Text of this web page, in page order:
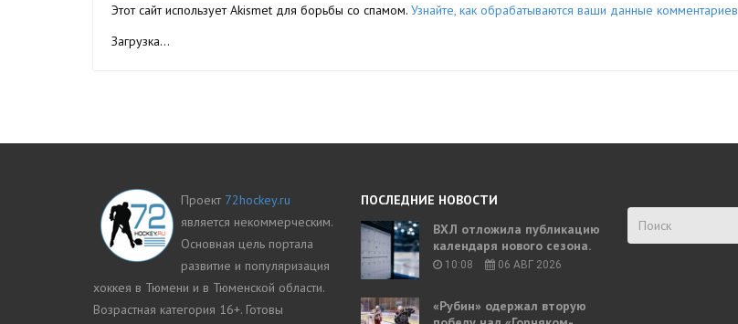
Этот сайт использует Akismet для борьбы со спамом. Узнайте, как обрабатываются ваши данные комментариев
Загрузка...
Проект 72hockey.ru
является некоммерческим.
Основная цель портала
развитие и популяризация
хоккея в Тюмени и в Тюменской области.
Возрастная категория 16+. Готовы
ПОСЛЕДНИЕ НОВОСТИ
ВХЛ отложила публикацию
календаря нового сезона.
10:08 06 АВГ 2026
«Рубин» одержал вторую